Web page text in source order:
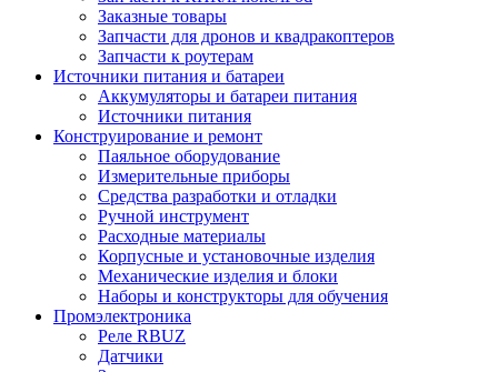
Заказные товары
Запчасти для дронов и квадракоптеров
Запчасти к роутерам
Источники питания и батареи
Аккумуляторы и батареи питания
Источники питания
Конструирование и ремонт
Паяльное оборудование
Измерительные приборы
Средства разработки и отладки
Ручной инструмент
Расходные материалы
Корпусные и установочные изделия
Механические изделия и блоки
Наборы и конструкторы для обучения
Промэлектроника
Реле RBUZ
Датчики